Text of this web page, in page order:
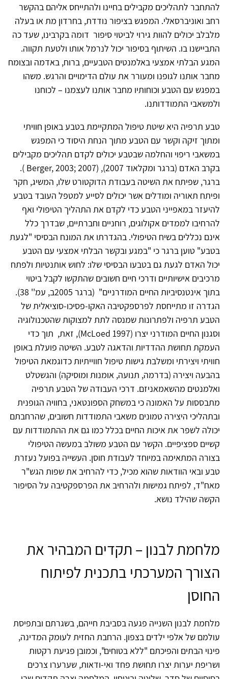
להתחבר לתהליכים מקבילים בחיינו ולהתייחס אליהם בהקשר
רחב ואוניברסאלי. המפגש בציפור נודדת, בחרדון מת או בעלה
מלבלב יכולים להוות גירוי לביטוי סיפור דומה בקרבינו, שעד כה
התביישנו בו. השיתוף בסיפור יכול לנרמל אותו ולטעת תקווה.
המגע הבלתי אמצעי באלמנטים הטבעיים, ברוח, באדמה ובצומח
מחבר אותנו לגופנו ומעורר את עולם הדימויים והרגש. משהו
במפגש עם הטבע וכוחותיו מחבר אותנו לעצמנו – לכוחנו
ולמשאבי התמודדותנו.
טבע תרפיה היא שיטת טיפול המתקיימת בטבע באופן חוויתי
ומתוך זיקה וקשר עם הטבע מתוך הנחת היסוד כי המפגש
במשאבי ריפוי והחלמה שבטבע יכולים לקדם תהליכים מקבילים
בקרב האדם (ברגר ומקלאוד 2007), (Berger, 2003; 2007 ).
ברגר, שפיתח את השיטה בעבודת הדוקטורט שלו, המשיג, חקר
ופיתח תאוריה ומודלים אשר יכולים לסייע למטפל העובד בטבע
להיעזר במאפייני הטבע כדי לקדם את התהליך הטיפולי ואף
להרחיבו לממדים אקולוגים, רוחניים וחברתיים, שבדרך כלל
אינם נכללים בשיח הטיפולי. בהגדרתו את המונח הבסיסי "לגעת
בטבע" טוען ברגר כי "במגע ובקשר הבלתי אמצעי עם הטבע
יכול האדם לגעת גם בטבעו הבסיסי שלו: לחוש אותנטיות ולפתח
מרכיבים אישיותיים ודרכי חיים חשובים שהתקשו לקבל ביטוי
בתוך אינטנסיביות החיים המודרניים" (ברגר 2005ב, עמ'' 38).
הגדרה זו מתייחסת לפרספקטיבה האקו-פסיכו-סוציאלית של
הטבע תרפיה ולפתרונות שמנסה לתת למצוקות שהטכנולוגיה
וסגנון החיים המודרני יצרו (McLoed 1997), זאת, תוך כדי
העמקת תחושת ההדדיות והדאגה לטבע. השיטה פועלת באופן
חוויתי ויצירתי ומשלבת גישות טיפול חווייתיות כדוגמאת הטיפול
בהבעה ויצירה (בדרמה, תנועה, אומנות ומוסיקה) והגשטלט
ואלמנטים מהשאמאניזם. דרכי העבודה של הטבע תרפיה
מתבססות על האמונה כי במשחק הספונטאני, בחוויה הגופנית
ובתהליכי היצירה טמונים משאבי התמודדות חשובים, שהרחבתם
יכולה לשפר את איכות החיים בכלל כמו גם את ההתמודדות עם
קשיים ספציפיים. הקשר עם הטבע משולב במעשה הטיפולי
בצורה המתאימה במיוחד לעבודת חוסן. העשייה בפועל נעזרת
טבע ובאי הוודאות שהוא מכיל, כדי להרחיב את שפות הגש"ר
מאח"ד, לפיתח גמישות ולהרחיב את הפרספקטיבה על הסיפור
הקשה שהילד נושא.
מלחמת לבנון – תקדים המבהיר את
הצורך המערכתי בתכנית לפיתוח
החוסן
מלחמת לבנון השנייה פגעה בסביבת חייהם, בשגרתם ובתפיסת
עולמם של אלפי ילדים בצפון. הרחבת החזית לעומק המדינה,
פינוי הבתים והפיכתם "ללא בטוחים", וכמובן פגיעת רקטות
ושריפת יערות יצרו תחושת פחד ואי-ודאות, שערערו צרכים